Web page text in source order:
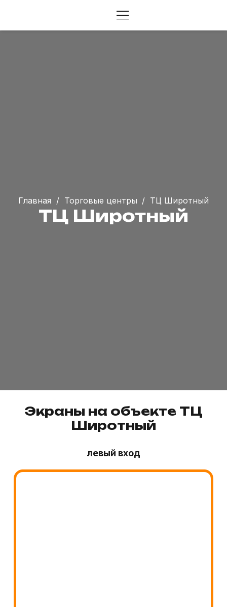
Главная / Торговые центры / ТЦ Широтный
ТЦ Широтный
Экраны на объекте ТЦ
Широтный
левый вход